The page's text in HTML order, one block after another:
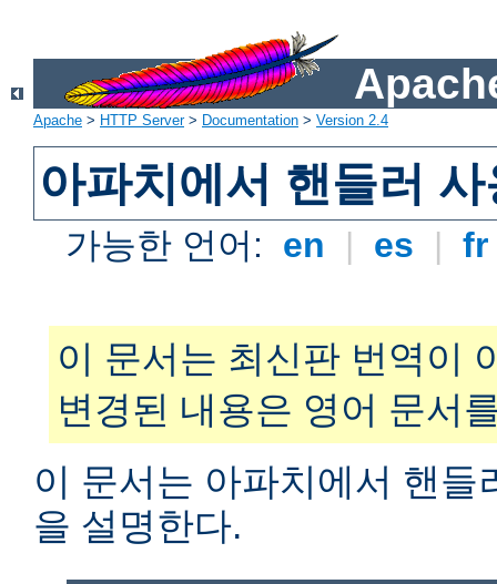
Apache > HTTP Server> Documentation > Version 2.4
아파치에서 핸들러 사
가능한 언어: en | es |
이 문서는 최신판 번역이
변경된 내용은 영어 문서
이 문서는 아파치에서 핸들
을 설명한다.